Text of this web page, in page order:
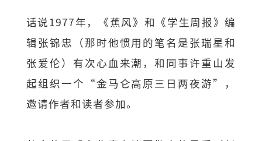
话说1977年，《蕉风》和《学生周报》编
辑张锦忠（那时他惯用的笔名是张瑞星和
张爱伦）有次心血来潮，和同事许重山发
起组织一个“金马仑高原三日两夜游”，
邀请作者和读者参加。